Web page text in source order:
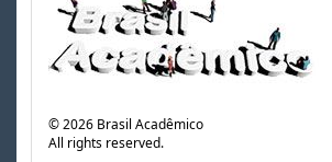
©2026 Brasil Acadêmico
All rights reserved.